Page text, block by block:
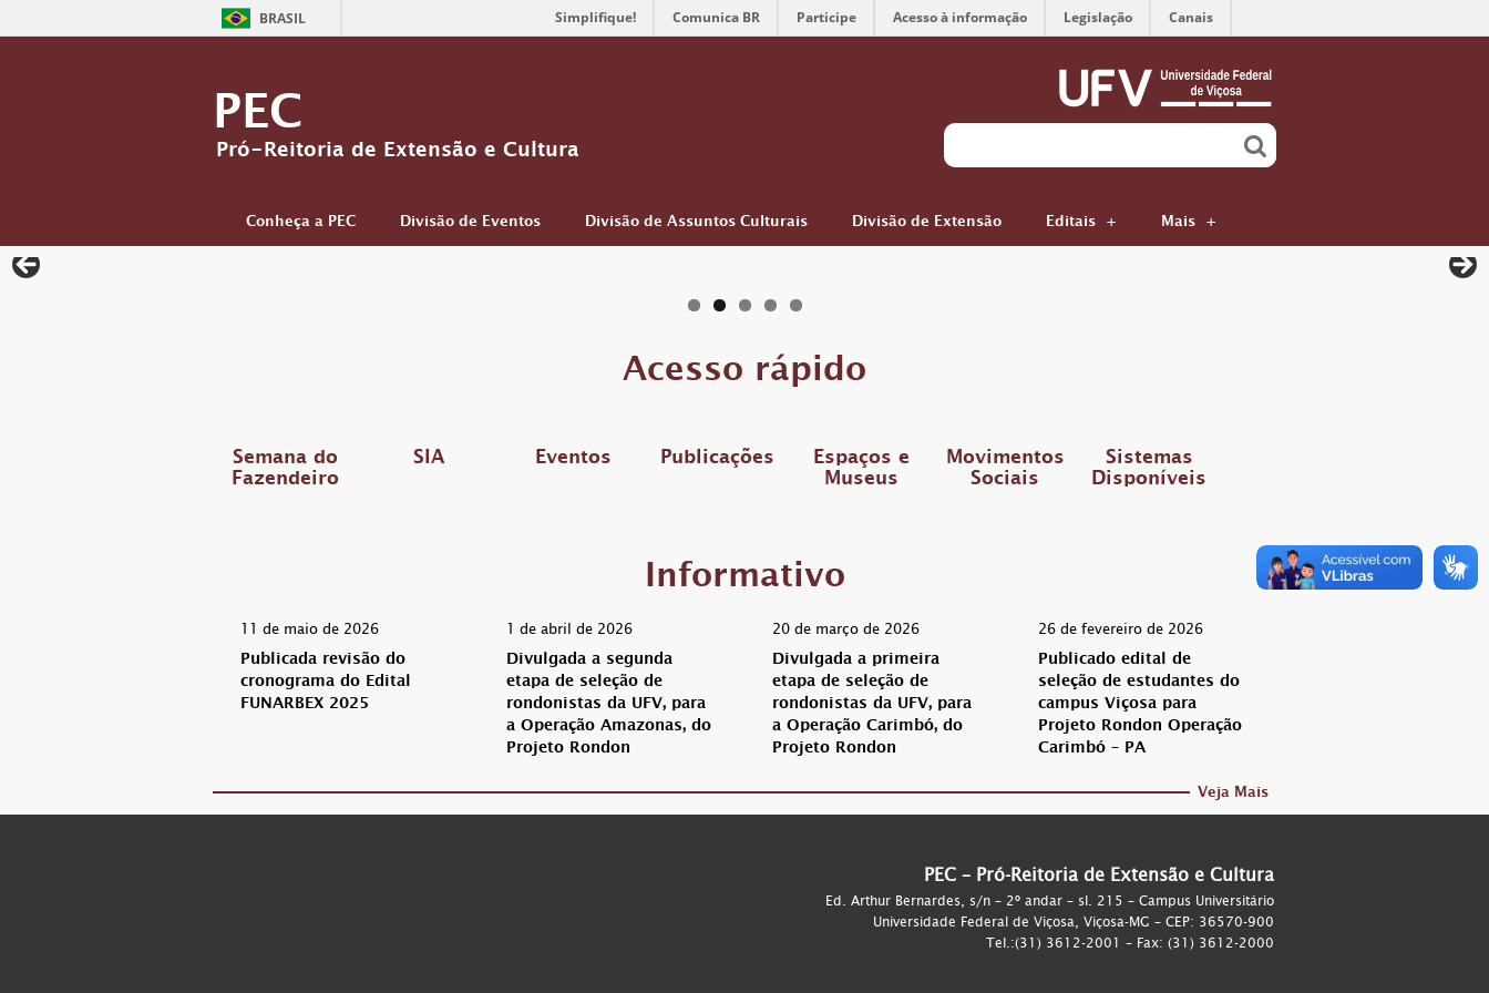
BRASIL Simplifique! Comunica BR Participe Acesso à informação Legislação Canais
PEC
Pró-Reitoria de Extensão e Cultura
Conheça a PEC Divisão de Eventos Divisão de Assuntos Culturais Divisão de Extensão Editais Mais
Acesso rápido
Semana do
Fazendeiro
SIA Eventos Publicações Espaços e
Museus
Movimentos
Sociais
Sistemas
Disponíveis
Informativo
11 de maio de 2026
Publicada revisão do
cronograma do Edital
FUNARBEX 2025
1 de abril de 2026
Divulgada a segunda
etapa de seleção de
rondonistas da UFV, para
a Operação Amazonas, do
Projeto Rondon
20 de março de 2026
Divulgada a primeira
etapa de seleção de
rondonistas da UFV, para
a Operação Carimbó, do
Projeto Rondon
26 de fevereiro de 2026
Publicado edital de
seleção de estudantes do
campus Viçosa para
Projeto Rondon Operação
Carimbó – PA
Veja Mais
PEC – Pró-Reitoria de Extensão e Cultura
Ed. Arthur Bernardes, s/n – 2º andar – sl. 215 – Campus Universitário
Universidade Federal de Viçosa, Viçosa-MG – CEP: 36570-900
Tel.:(31) 3612-2001 – Fax: (31) 3612-2000